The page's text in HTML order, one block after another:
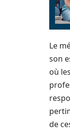
Le
son
où
de